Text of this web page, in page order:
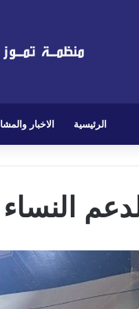
الرئيسية الاخبار
لدعم